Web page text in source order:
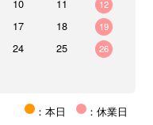
10 11
12
17 18
19
24 25
26
：本日 ：休業日